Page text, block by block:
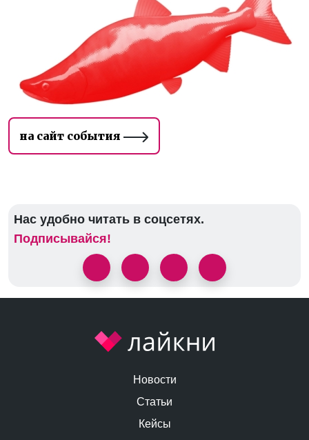
на сайт события
Нас удобно читать в соцсетях.
Подписывайся!
Новости
Статьи
Кейсы